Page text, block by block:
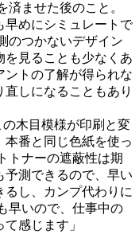
ませた後のこと。
早めにシミュレートで
のつかないデザイン
を見ることも少なくあ
ントの了解が得られな
しになることもあり
木目模様が印刷と変
番と同じ色紙を使っ
トナーの遮蔽性は期
測できるので、早い
し、カンプ代わりに
早いので、仕事中の
感じます」